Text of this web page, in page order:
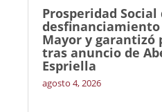
Prosperidad
desfinanciamiento
Mayor y garantizó
tras anuncio de
Espriella
agosto 4, 2026